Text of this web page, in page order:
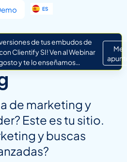
ES
IT
de tus embudos de
Clientify SI! Ven al Webinar
y te lo enseñamos…
Me
de marketing y
Este es tu sitio.
y buscas